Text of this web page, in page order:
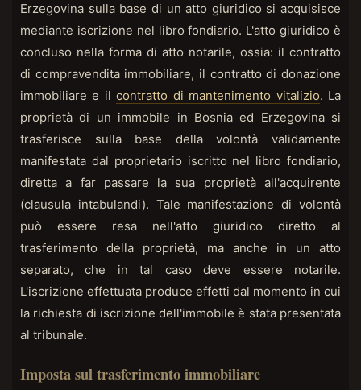
Erzegovina sulla base di un atto giuridico si acquisisce
mediante iscrizione nel libro fondiario. L'atto giuridico è
concluso nella forma di atto notarile, ossia: il contratto
di compravendita immobiliare, il contratto di donazione
immobiliare e ilcontratto di mantenimento vitalizio. La
proprietà di un immobile in Bosnia ed Erzegovina si
trasferisce sulla base della volontà validamente
manifestata dal proprietario iscritto nel libro fondiario,
diretta a far passare la sua proprietà all'acquirente
(clausula intabulandi). Tale manifestazione di volontà
può essere resa nell'atto giuridico diretto al
trasferimento della proprietà, ma anche in un atto
separato, che in tal caso deve essere notarile.
L'iscrizione effettuata produce effetti dal momento in cui
la richiesta di iscrizione dell'immobile è stata presentata
al tribunale.
Imposta sul trasferimento immobiliare